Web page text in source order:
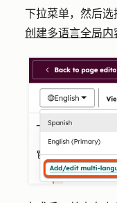
下拉菜单，然后选
创建多语言全局内